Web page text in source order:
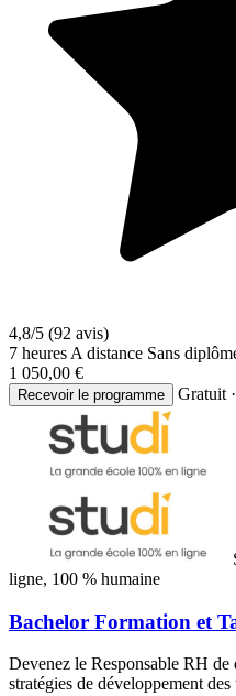
4,8/5 (92 avis)
7 heures A distance Sans
1 050,00 €
Recevoir le programme Gratuit
ligne, 100 % humaine
Bachelor Formation et
Devenez le Responsable RH
stratégies de développement des